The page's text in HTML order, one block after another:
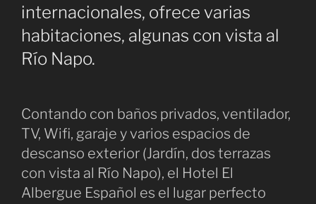
internacionales, ofrece varias
habitaciones, algunas con vista al
Río Napo.
Contando con baños privados, ventilador,
TV, Wifi, garaje y varios espacios de
descanso exterior (Jardín, dos terrazas
con vista al Río Napo), el Hotel El
Albergue Español es el lugar perfecto